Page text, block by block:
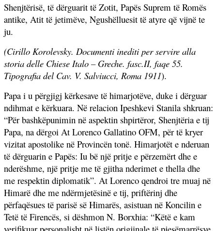
Shenjtërisë, të dërguarit të Zotit, Papës Suprem të Romës
antike, Atit të jetimëve, Ngushëlluesit të atyre që vijnë te
ju.
(Cirillo Korolevsky. Documenti inediti per servire alla
storia delle Chiese Italo – Greche. fasc.II, faqe 55.
Tipografia del Cav. V. Salviucci, Roma 1911).
Papa i u përgjigj kërkesave të himarjotëve, duke i dërguar
ndihmat e kërkuara. Në relacion Ipeshkevi Stanila shkruan:
“Për bashkëpunimin në aspektin shpirtëror, Shenjtëria e tij
Papa, na dërgoi At Lorenco Gallatino OFM, për të kryer
vizitat apostolike në Provincën tonë. Himarjotët e nderuan
të dërguarin e Papës: Iu bë një pritje e përzemërt dhe e
nderëshme, një pritje me të gjitha nderimet e thella dhe
me respektin diplomatik”. At Lorenco qendroi tre muaj në
Himarë dhe me ndërmjetësinë e tij, priftërinj dhe
përfaqësues të parisë së Himarës, asistuan në Koncilin e
Tetë të Firencës, si dëshmon N. Borxhia: “Këtë e kam